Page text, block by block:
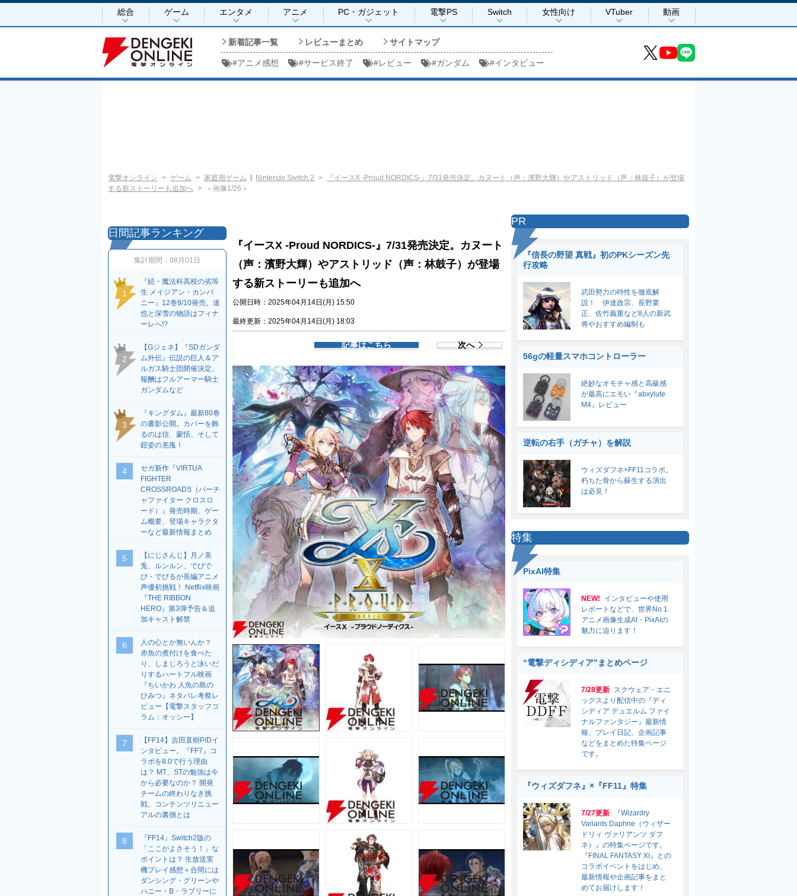
総合 ゲーム エンタメ アニメ PC・ガジェット 電撃PS Switch 女性向け VTuber 動画
新着記事一覧 レビューまとめ サイトマップ
#アニメ感想 #サービス終了 #レビュー #ガンダム #インタビュー
電撃オンライン ゲーム 家庭用ゲーム Nintendo Switch 2
『イースX -Proud NORDICS-』7/31発売決定。カヌート（声：濱野大輝）やアストリッド（声：林鼓子）が登場
する新ストーリーも追加へ
＜画像1/26＞
『イースX -Proud NORDICS-』7/31発売決定。カヌート
（声：濱野大輝）やアストリッド（声：林鼓子）が登場
する新ストーリーも追加へ
公開日時：2025年04月14日(月) 15:50
最終更新：2025年04月14日(月) 18:03
記事はこちら 次へ
日間記事ランキング
集計期間： 08月01日
1
『続・魔法科高校の劣等
生 メイジアン・カンパ
ニー』12巻9/10発売。達
也と深雪の物語はフィナ
ーレへ!?
2
【Gジェネ】『SDガンダ
ム外伝』伝説の巨人＆ア
ルガス騎士団開催決定。
報酬はフルアーマー騎士
ガンダムなど
3
『キングダム』最新80巻
の書影公開。カバーを飾
るのは信、蒙恬、そして
鎧姿の羌瘣！
4
セガ新作『VIRTUA
FIGHTER
CROSSROADS（バーチ
ャファイター クロスロ
ード）』発売時期、ゲー
ム概要、登場キャラクタ
ーなど最新情報まとめ
5
【にじさんじ】月ノ美
兎、ルンルン、でびで
び・でびるが長編アニメ
声優初挑戦！ Netflix映画
『THE RIBBON
HERO』第3弾予告＆追
加キャスト解禁
6
人の心とか無いんか？
赤魚の煮付けを食べた
り、しまじろうと泳いだ
りするハートフル映画
『ちいかわ 人魚の島の
ひみつ』ネタバレ考察レ
ビュー【電撃スタッフコ
ラム：オッシー】
7
【FF14】吉田直樹P/Dイ
ンタビュー。『FF7』コ
ラボを8.0で行う理由
は？ MT、STの勉強は今
から必要なのか？ 開発
チームの終わりなき挑
戦、コンテンツリニュー
アルの裏側とは
8
『FF14』Switch2版の
「ここがよさそう！」な
ポイントは？ 生放送実
機プレイ感想＋合間には
ダンシング・グリーンや
ハニー・B・ラブリーに
PR
『信長の野望 真戦』初のPKシーズン先
行攻略
武田勢力の特性を徹底解
説！ 伊達政宗、長野業
正、佐竹義重など8人の新武
将やおすすめ編制も
56gの軽量スマホコントローラー
絶妙なオモチャ感と高級感
が最高にエモい『abxylute
M4』レビュー
逆転の右手（ガチャ）を解説
ウィズダフネ×FF11コラボ。
朽ちた骨から蘇生する演出
は必見！
特集
PixAI特集
NEW!
インタビューや使用
レポートなどで、世界No.1
アニメ画像生成AI・PixAIの
魅力に迫ります！
“電撃ディシディア”まとめページ
7/28更新 スクウェア・エニ
ックスより配信中の『ディ
シディア デュエルム ファイ
ナルファンタジー』最新情
報、プレイ日記、企画記事
などをまとめた特集ページ
です。
『ウィズダフネ』×『FF11』特集
7/27更新
『Wizardry
Variants Daphne（ウィザー
ドリィ ヴァリアンツ ダフ
ネ）』の特集ページです。
『FINAL FANTASY XI』との
コラボイベントをはじめ、
最新情報や企画記事をまと
めてお届けします！